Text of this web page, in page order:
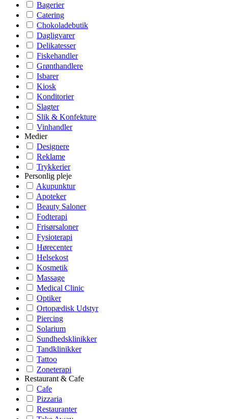
Bagerier
Catering
Chokoladebutik
Dagligvarer
Delikatesser
Fiskehandler
Grønthandlere
Isbarer
Kiosk
Konditorier
Slagter
Slik & Konfekture
Vinhandler
Medier
Designere
Reklame
Trykkerier
Personlig pleje
Akupunktur
Apoteker
Beauty Saloner
Fodterapi
Frisørsaloner
Fysioterapi
Hørecenter
Helsekost
Kosmetik
Massage
Medical Clinic
Optiker
Ortopædisk Udstyr
Piercing
Solarium
Sundhedsklinikker
Tandklinikker
Tattoo
Zoneterapi
Restaurant & Cafe
Cafe
Pizzaria
Restauranter